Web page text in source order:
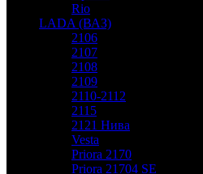
Rio
LADA (ВАЗ)
2106
2107
2108
2109
2110-2112
2115
2121 Нива
Vesta
Priora 2170
Priora 21704 SE